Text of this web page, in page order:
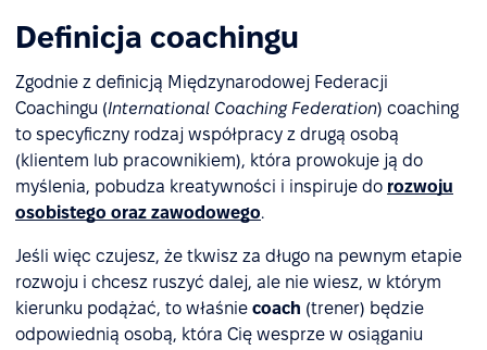
Definicja coachingu
Zgodnie z definicją Międzynarodowej Federacji
Coachingu (International Coaching Federation) coaching
to specyficzny rodzaj współpracy z drugą osobą
(klientem lub pracownikiem), która prowokuje ją do
myślenia, pobudza kreatywności i inspiruje do rozwoju
osobistego oraz zawodowego.
Jeśli więc czujesz, że tkwisz za długo na pewnym etapie
rozwoju i chcesz ruszyć dalej, ale nie wiesz, w którym
kierunku podążać, to właśnie coach (trener) będzie
odpowiednią osobą, która Cię wesprze w osiąganiu